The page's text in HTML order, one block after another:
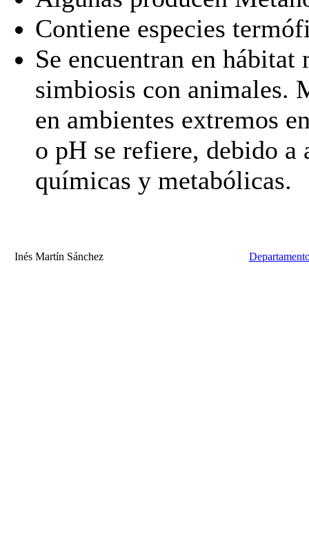
Contiene especies
Se encuentran en
simbiosis con animales.
en ambientes extremos
o pH se refiere, debido a
químicas y metabólicas.
Inés Martín Sánchez